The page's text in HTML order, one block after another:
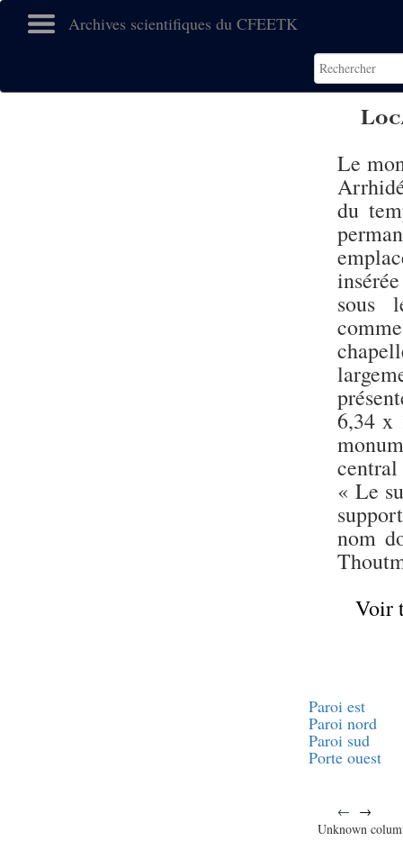
Archives scientifiques du CFEETK
Le
du
sous
6,34 x
central
« Le
nom
Voir
Paroi est
Paroi nord
Paroi sud
Porte ouest
←
→
Unknown